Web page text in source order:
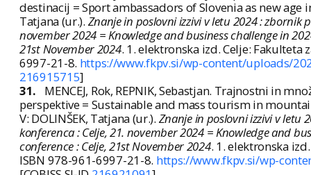
destinacij = Sport ambassadors of Slovenia as new
Tatjana (ur.). Znanje in poslovni izzivi v letu 2024 : zbornik
november 2024 = Knowledge and business challenge in
21st November 2024. 1. elektronska izd. Celje: Fakulteta
6997-21-8. https://www.fkpv.si/wp-content/uploads/
216915715]
31.
MENCEJ, Rok, REPNIK, Sebastjan. Trajnostni in
perspektive = Sustainable and mass tourism in
V: DOLINŠEK, Tatjana (ur.). Znanje in poslovni izzivi v letu
konferenca : Celje, 21. november 2024 = Knowledge and
conference : Celje, 21st November 2024. 1. elektronska
ISBN 978-961-6997-21-8. https://www.fkpv.si/wp-